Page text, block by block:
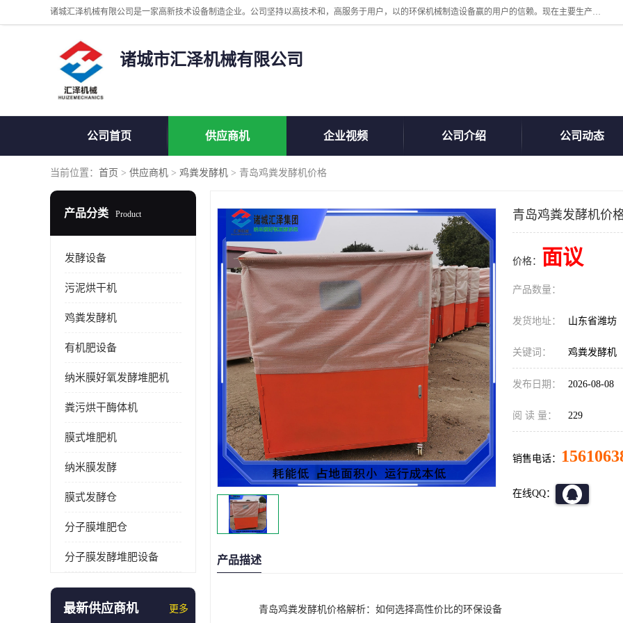
诸城汇泽机械有限公司是一家高新技术设备制造企业。公司坚持以高技术和，高服务于用户，以的环保机械制造设备赢的用户的信赖。现在主要生产死亡畜禽无害化处理和立式和卧式有机肥设备，搅拌机，烘干机，高温发酵机等。污水处理设备，固液分离机。气浮机，化制机等。公司秉承品质，用户至上，科技创新的经营理。
诸城市汇泽机械有限公司
公司首页 供应商机 企业视频 公司介绍 公司动态
当前位置： 首页 > 供应商机 > 鸡粪发酵机 > 青岛鸡粪发酵机价格
产品分类 Product
发酵设备
污泥烘干机
鸡粪发酵机
有机肥设备
纳米膜好氧发酵堆肥机
粪污烘干酶体机
膜式堆肥机
纳米膜发酵
膜式发酵仓
分子膜堆肥仓
分子膜发酵堆肥设备
最新供应商机 更多
青岛鸡粪发酵机价
价格： 面议
产品数量：
发货地址： 山东省潍坊
关键词： 鸡粪发酵机
发布日期： 2026-08-08
阅 读 量： 229
销售电话：
在线QQ：
产品描述
青岛鸡粪发酵机价格解析：如何选择高性价比的环保设备